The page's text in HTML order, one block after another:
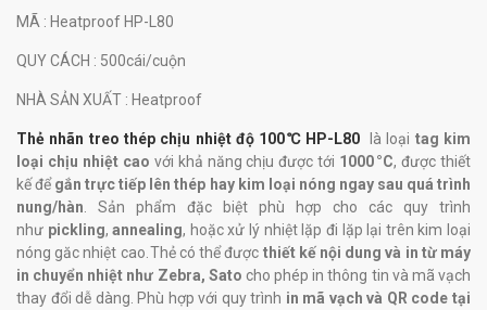
MÃ : Heatproof HP-L80
QUY CÁCH : 500cái/cuộn
NHÀ SẢN XUẤT : Heatproof
Thẻ nhãn treo thép chịu nhiệt độ 100℃ HP-L80 là loại tag kim
loại chịu nhiệt cao với khả năng chịu được tới 1000 °C, được thiết
kế đểgắn trực tiếp lên thép hay kim loại nóng ngay sau quá trình
nung/hàn . Sản phẩm đặc biệt phù hợp cho các quy trình
như pickling,annealing, hoặc xử lý nhiệt lặp đi lặp lại trên kim loại
nóng găc nhiệt cao. Thẻ có thể được thiết kế nội dung và in từ máy
in chuyển nhiệt như Zebra, Sato cho phép in thông tin và mã vạch
thay đổi dễ dàng. Phù hợp với quy trình in mã vạch và QR code tại